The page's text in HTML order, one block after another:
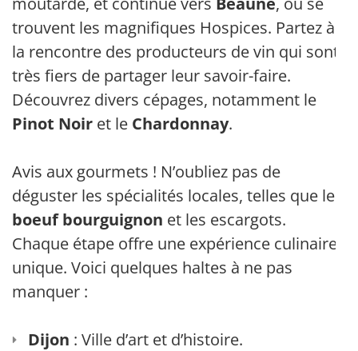
trouvent les magnifiques Hospices. Partez à
la rencontre des producteurs de vin qui sont
très fiers de partager leur savoir-faire.
Découvrez divers cépages, notamment le
Pinot Noir et le Chardonnay.
Avis aux gourmets ! N’oubliez pas de
déguster les spécialités locales, telles que le
boeuf bourguignon et les escargots.
Chaque étape offre une expérience culinaire
unique. Voici quelques haltes à ne pas
manquer :
Dijon : Ville d’art et d’histoire.